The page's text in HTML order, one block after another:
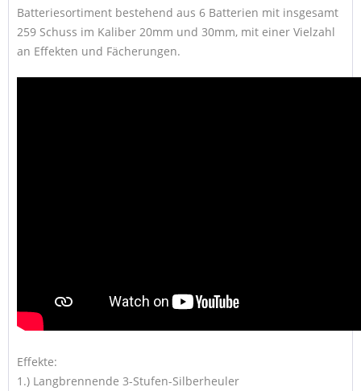
Batteriesortiment bestehend aus 6 Batterien mit insgesamt
259 Schuss im Kaliber 20mm und 30mm, mit einer Vielzahl
an Effekten und Fächerungen.
Effekte:
1.) Langbrennende 3-Stufen-Silberheuler